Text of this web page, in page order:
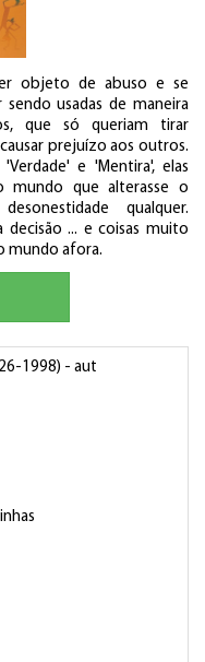
objeto de abuso e se
sendo usadas de maneira
que só queriam tirar
prejuízo aos outros.
e 'Mentira', elas
mundo que alterasse o
qualquer.
decisão ... e coisas muito
mundo afora.
1998) - aut